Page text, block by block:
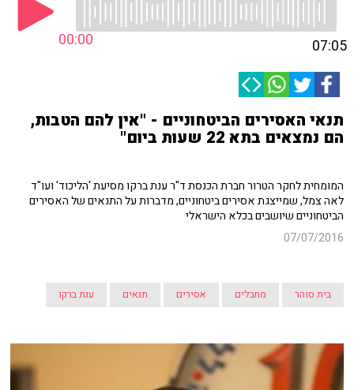
00:00 07:05
תנאי האסירים הביטחוניים - "אין להם הטבות,
הם נמצאים בתא 22 שעות ביום"
המומחית לחקר הטרור חברת הכנסת ד"ר ענת ברקו מסיעת 'הליכוד' ועו"ד
לאה צמל, שמייצגת אסירים ביטחוניים, מדברות על התנאים של האסירים
הביטחוניים שיושבים בכלא הישראלי
07/07/2016
בית סוהר מחבלים אסירים תנאים ענת ברקו